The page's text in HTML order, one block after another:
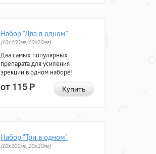
Набор "Два в одном"
(10x100мг, 10x20мг)
Два самых популярных
препарата для усиления
эрекции в одном наборе!
от 115Р Купить
Набор "Три в одном"
(10x100мг, 20x20мг)